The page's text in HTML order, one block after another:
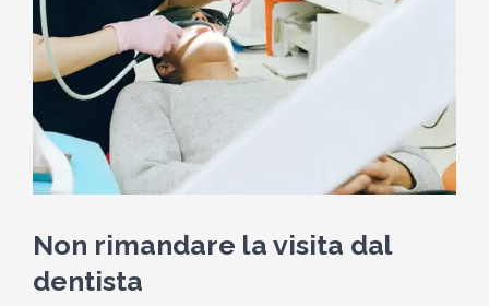
Non rimandare la visita dal
dentista